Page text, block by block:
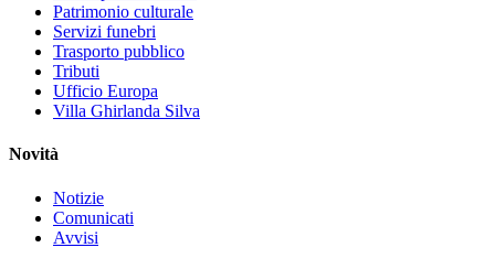
Patrimonio culturale
Servizi funebri
Trasporto pubblico
Tributi
Ufficio Europa
Villa Ghirlanda Silva
Novità
Notizie
Comunicati
Avvisi